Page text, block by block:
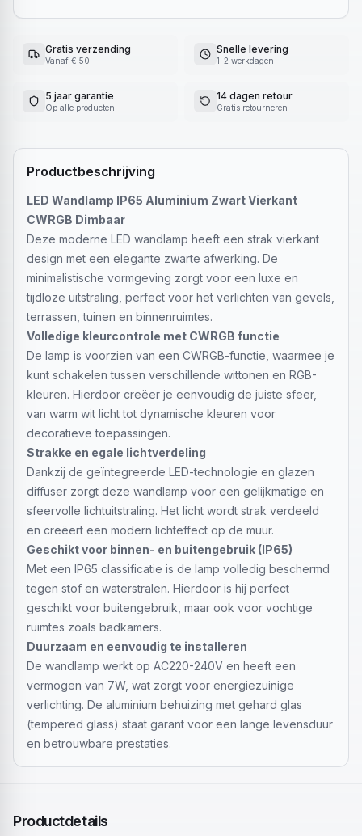
Gratis verzending
Vanaf € 50
Snelle levering
1-2 werkdagen
5 jaar garantie
Op alle producten
14 dagen retour
Gratis retourneren
Productbeschrijving
LED Wandlamp IP65 Aluminium Zwart Vierkant
CWRGB Dimbaar
Deze moderne LED wandlamp heeft een strak vierkant
design met een elegante zwarte afwerking. De
minimalistische vormgeving zorgt voor een luxe en
tijdloze uitstraling, perfect voor het verlichten van gevels,
terrassen, tuinen en binnenruimtes.
Volledige kleurcontrole met CWRGB functie
De lamp is voorzien van een CWRGB-functie, waarmee je
kunt schakelen tussen verschillende wittonen en RGB-
kleuren. Hierdoor creëer je eenvoudig de juiste sfeer,
van warm wit licht tot dynamische kleuren voor
decoratieve toepassingen.
Strakke en egale lichtverdeling
Dankzij de geïntegreerde LED-technologie en glazen
diffuser zorgt deze wandlamp voor een gelijkmatige en
sfeervolle lichtuitstraling. Het licht wordt strak verdeeld
en creëert een modern lichteffect op de muur.
Geschikt voor binnen- en buitengebruik (IP65)
Met een IP65 classificatie is de lamp volledig beschermd
tegen stof en waterstralen. Hierdoor is hij perfect
geschikt voor buitengebruik, maar ook voor vochtige
ruimtes zoals badkamers.
Duurzaam en eenvoudig te installeren
De wandlamp werkt op AC220-240V en heeft een
vermogen van 7W, wat zorgt voor energiezuinige
verlichting. De aluminium behuizing met gehard glas
(tempered glass) staat garant voor een lange levensduur
en betrouwbare prestaties.
Productdetails